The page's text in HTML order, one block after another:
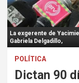
t
:
La exgerente de
Gabriela Delgadillo,
POLÍTICA
Dictan 90